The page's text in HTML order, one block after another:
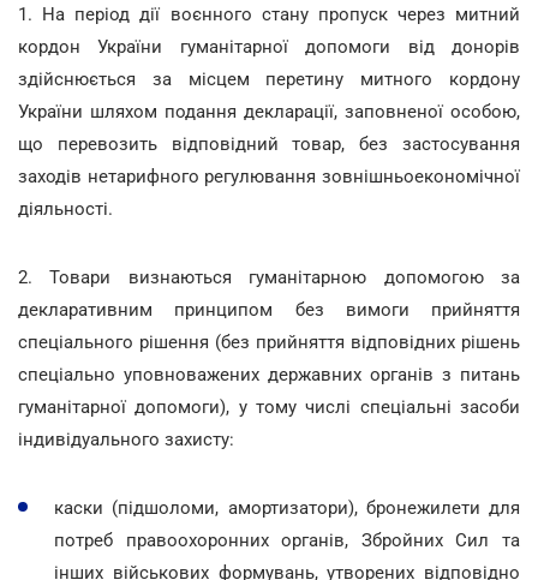
1. На період дії воєнного стану пропуск через митний
кордон України гуманітарної допомоги від донорів
здійснюється за місцем перетину митного кордону
України шляхом подання декларації, заповненої особою,
що перевозить відповідний товар, без застосування
заходів нетарифного регулювання зовнішньоекономічної
діяльності.
2. Товари визнаються гуманітарною допомогою за
декларативним принципом без вимоги прийняття
спеціального рішення (без прийняття відповідних рішень
спеціально уповноважених державних органів з питань
гуманітарної допомоги), у тому числі спеціальні засоби
індивідуального захисту:
каски (підшоломи, амортизатори), бронежилети для
потреб правоохоронних органів, Збройних Сил та
інших військових формувань, утворених відповідно